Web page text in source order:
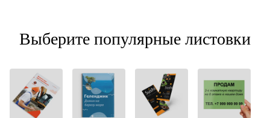
Выберите популярные листовки